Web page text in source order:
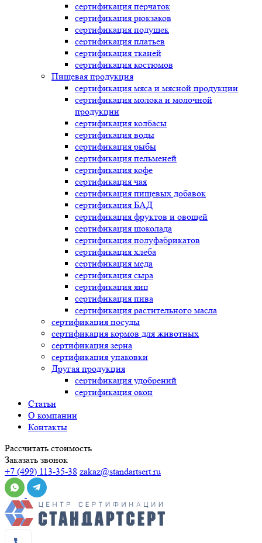
сертификация перчаток
сертификация рюкзаков
сертификация подушек
сертификация платьев
сертификация тканей
сертификация костюмов
Пищевая продукция
сертификация мяса и мясной продукции
сертификация молока и молочной
продукции
сертификация колбасы
сертификация воды
сертификация рыбы
сертификация пельменей
сертификация кофе
сертификация чая
сертификация пищевых добавок
сертификация БАД
сертификация фруктов и овощей
сертификация шоколада
сертификация полуфабрикатов
сертификация хлеба
сертификация меда
сертификация сыра
сертификация яиц
сертификация пива
сертификация растительного масла
сертификация посуды
сертификация кормов для животных
сертификация зерна
сертификация упаковки
Другая продукция
сертификация удобрений
сертификация окон
Статьи
О компании
Контакты
Рассчитать стоимость
Заказать звонок
+7 (499) 113-35-38 zakaz@standartsert.ru